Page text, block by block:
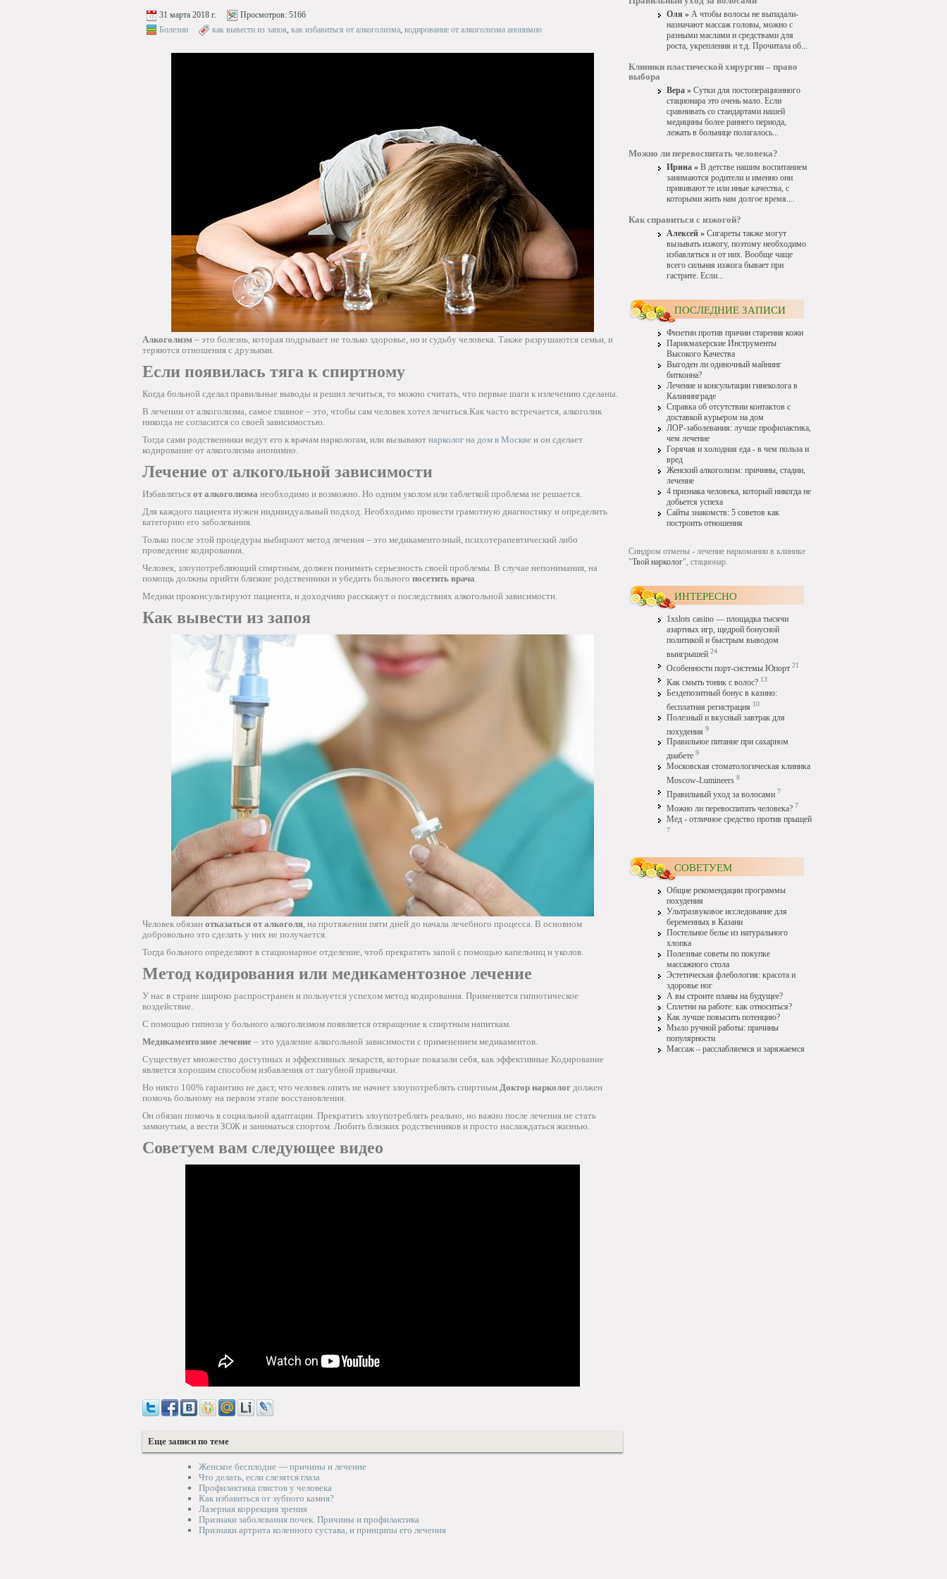
31 марта 2018 г. Просмотров: 5166
Болезни
как вывести из запоя, как избавиться от алкоголизма, кодирование от алкоголизма анонимно
Алкоголизм – это болезнь, которая подрывает не только здоровье, но и судьбу человека. Также разрушаются семьи, и
теряются отношения с друзьями.
Если появилась тяга к спиртному
Когда больной сделал правильные выводы и решил лечиться, то можно считать, что первые шаги к излечению сделаны.
В лечении от алкоголизма, самое главное – это, чтобы сам человек хотел лечиться.Как часто встречается, алкоголик
никогда не согласится со своей зависимостью.
Тогда сами родственники ведут его к врачам наркологам, или вызывают нарколог на дом в Москве и он сделает
кодирование от алкоголизма анонимно.
Лечение от алкогольной зависимости
Избавляться от алкоголизма необходимо и возможно. Но одним уколом или таблеткой проблема не решается.
Для каждого пациента нужен индивидуальный подход. Необходимо провести грамотную диагностику и определить
категорию его заболевания.
Только после этой процедуры выбирают метод лечения – это медикаментозный, психотерапевтический либо
проведение кодирования.
Человек, злоупотребляющий спиртным, должен понимать серьезность своей проблемы. В случае непонимания, на
помощь должны прийти близкие родственники и убедить больного посетить врача.
Медики проконсультируют пациента, и доходчиво расскажут о последствиях алкогольной зависимости.
Как вывести из запоя
Человек обязан отказаться от алкоголя, на протяжении пяти дней до начала лечебного процесса. В основном
добровольно это сделать у них не получается.
Тогда больного определяют в стационарное отделение, чтоб прекратить запой с помощью капельниц и уколов.
Метод кодирования или медикаментозное лечение
У нас в стране широко распространен и пользуется успехом метод кодирования. Применяется гипнотическое
воздействие.
С помощью гипноза у больного алкоголизмом появляется отвращение к спиртным напиткам.
Медикаментозное лечение – это удаление алкогольной зависимости с применением медикаментов.
Существует множество доступных и эффективных лекарств, которые показали себя, как эффективные.Кодирование
является хорошим способом избавления от пагубной привычки.
Но никто 100% гарантию не даст, что человек опять не начнет злоупотреблять спиртным.Доктор нарколог должен
помочь больному на первом этапе восстановления.
Он обязан помочь в социальной адаптации. Прекратить злоупотреблять реально, но важно после лечения не стать
замкнутым, а вести ЗОЖ и заниматься спортом. Любить близких родственников и просто наслаждаться жизнью.
Советуем вам следующее видео
Еще записи по теме
Женское бесплодие — причины и лечение
Что делать, если слезятся глаза
Профилактика глистов у человека
Как избавиться от зубного камня?
Лазерная коррекция зрения
Признаки заболевания почек. Причины и профилактика
Признаки артрита коленного сустава, и принципы его лечения
Оля » А чтобы волосы не выпадали-
назначают массаж головы, можно с
разными маслами и средствами для
роста, укрепления и т.д. Прочитала об...
Клиники пластической хирургии – право
выбора
Вера » Сутки для постоперационного
стационара это очень мало. Если
сравнивать со стандартами нашей
медицины более раннего периода,
лежать в больнице полагалось...
Можно ли перевоспитать человека?
Ирина » В детстве нашим воспитанием
занимаются родители и именно они
прививают те или иные качества, с
которыми жить нам долгое время....
Как справиться с изжогой?
Алексей » Сигареты также могут
вызывать изжогу, поэтому необходимо
избавляться и от них. Вообще чаще
всего сильная изжога бывает при
гастрите. Если...
ПОСЛЕДНИЕ ЗАПИСИ
Физетин против причин старения кожи
Парикмахерские Инструменты
Высокого Качества
Выгоден ли одиночный майнинг
биткоина?
Лечение и консультации гинеколога в
Калининграде
Справка об отсутствии контактов с
доставкой курьером на дом
ЛОР-заболевания: лучше профилактика,
чем лечение
Горячая и холодная еда - в чем польза и
вред
Женский алкоголизм: причины, стадии,
лечение
4 признака человека, который никогда не
добьется успеха
Сайты знакомств: 5 советов как
построить отношения
Синдром отмены - лечение наркомании в клинике
"Твой нарколог", стационар.
ИНТЕРЕСНО
1xslots casino — площадка тысячи
азартных игр, щедрой бонусной
политикой и быстрым выводом
выигрышей 24
Особенности порт-системы Юпорт 21
Как смыть тоник с волос? 13
Бездепозитный бонус в казино:
бесплатная регистрация 10
Полезный и вкусный завтрак для
похудения 9
Правильное питание при сахарном
диабете 9
Московская стоматологическая клиника
Moscow-Lumineers 8
Правильный уход за волосами 7
Можно ли перевоспитать человека? 7
Мед - отличное средство против прыщей
7
СОВЕТУЕМ
Общие рекомендации программы
похудения
Ультразвуковое исследование для
беременных в Казани
Постельное белье из натурального
хлопка
Полезные советы по покупке
массажного стола
Эстетическая флебология: красота и
здоровье ног
А вы строите планы на будущее?
Сплетни на работе: как относиться?
Как лучше повысить потенцию?
Мыло ручной работы: причины
популярности
Массаж – расслабляемся и заряжаемся